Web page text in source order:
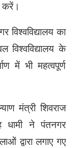
करें।
विश्वविद्यालय का
विश्वविद्यालय के
में भी महत्वपूर्ण
मंत्री शिवराज
धामी ने पंतनगर
द्वारा लगाए गए